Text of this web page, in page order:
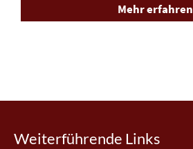
Mehr erfahren
Weiterführende Links